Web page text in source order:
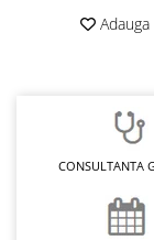
Adauga
CONSULTANTA